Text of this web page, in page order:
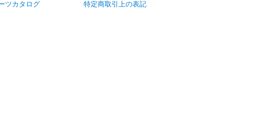
ツカタログ
特定商取引上の表記